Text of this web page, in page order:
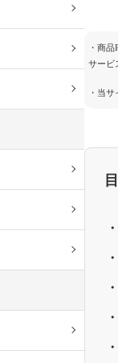
・商
サービ
・当